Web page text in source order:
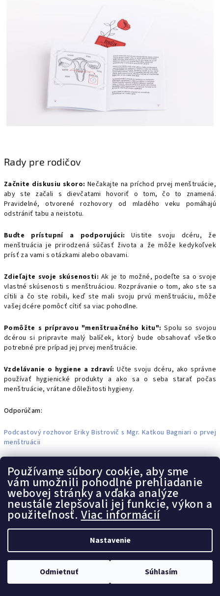
Používame súbory cookie, aby sme
vám umožnili pohodlné prehliadanie
webovej stránky a vďaka analýze
neustále zlepšovali jej funkcie, výkon a
použiteľnosť.Viac informácií
Nastavenie
Odmietnuť Súhlasím
Rady pre rodičov
Začnite diskusiu skoro: Nečakajte na príchod prvej menštruácie,
aby ste začali s dievčatami hovoriť o tom, čo to znamená.
Pravidelné, otvorené rozhovory od mladého veku pomáhajú
odstrániť tabu a neistotu.
Buďte prístupní a podporujúci: Uistite svoju dcéru, že
menštruácia je prirodzená súčasť života a že môže kedykoľvek
prísť za vami s otázkami alebo obavami.
Zdieľajte svoje skúsenosti:Ak je to možné, podeľte sa o svoje
vlastné skúsenosti s menštruáciou. Rozprávanie o tom, ako ste sa
cítili a čo ste robili, keď ste mali svoju prvú menštruáciu, môže
vašej dcére pomôcť cítiť sa viac pohodlne.
Pomôžte s prípravou "menštruačného kitu":Spolu so svojou
dcérou si pripravte malý balíček, ktorý bude obsahovať všetko
potrebné pre prípad jej prvej menštruácie.
Vzdelávanie o hygiene a zdraví:Učte svoju dcéru, ako správne
používať hygienické produkty a ako sa o seba starať počas
menštruácie, vrátane dôležitosti hygieny.
Odporúčam:
Podcastový rozhovor Eriky Bistrovič s Mgr. Katkou Bagniari o prvej
menštruácii
Bagniari rádio Podcast - #54 - Menštruácia v puberte
Kedy by dievčatá mali po prvýkrát
navštíviť gynekológa
Po prvýkrát navštíviť gynekológa by mali dievčatá vo veku medzi
, podľa odporúčaní Americkej akadémie pediatrov .
Toto odporúčanie sa zakladá na tom, že v tomto veku dochádza k
významným zmenám v tele dievčaťa a začínajú sa prejavovať
záujmy o sexualitu.